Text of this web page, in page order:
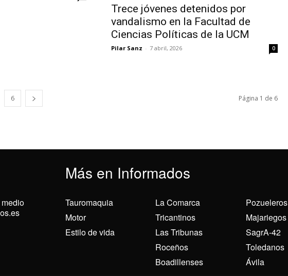
Trece jóvenes detenidos por
vandalismo en la Facultad de
Ciencias Políticas de la UCM
Pilar Sanz - 7 abril, 2026 0
6 Página 1 de 6
Más en Informados
Tauromaquia
Motor
Estilo de vida
La Comarca
Tricantinos
Las Tribunas
Roceños
Boadillenses
Pozueleros
Majariegos
SagrA-42
Toledanos
Ávila